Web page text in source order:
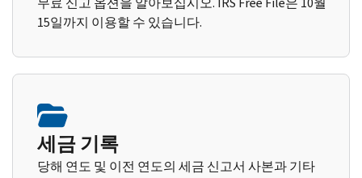
15일까지 이용할 수 있습니다.
세금 기록
당해 연도 및 이전 연도의 세금 신고서 사본과 기타